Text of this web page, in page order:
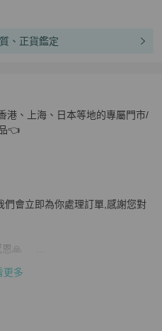
、正貨鑑定
鬆 商品詳情與購買須知
港、上海、日本等地的專屬門市/
👈
們會立即為你處理訂單,感謝您對
恩🙏
更多